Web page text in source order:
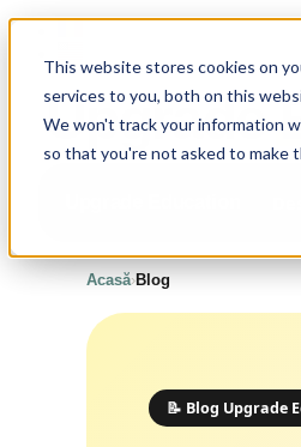
This website stores cookies on
services to you, both on this
We won't track your information
so that you're not asked to make
Sari
conținut
Upgrade
Acasă›Blog
📝 Blog Upgrade